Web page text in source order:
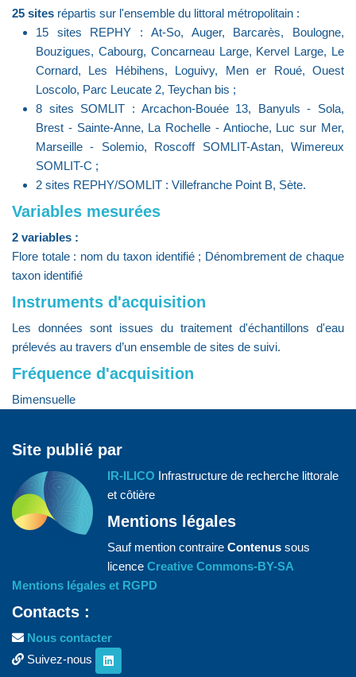
25 sites répartis sur l'ensemble du littoral métropolitain :
15 sites REPHY : At-So, Auger, Barcarès, Boulogne,
Bouzigues, Cabourg, Concarneau Large, Kervel Large, Le
Cornard, Les Hébihens, Loguivy, Men er Roué, Ouest
Loscolo, Parc Leucate 2, Teychan bis ;
8 sites SOMLIT : Arcachon-Bouée 13, Banyuls - Sola,
Brest - Sainte-Anne, La Rochelle - Antioche, Luc sur Mer,
Marseille - Solemio, Roscoff SOMLIT-Astan, Wimereux
SOMLIT-C ;
2 sites REPHY/SOMLIT : Villefranche Point B, Sète.
Variables mesurées
2 variables :
Flore totale : nom du taxon identifié ; Dénombrement de chaque
taxon identifié
Instruments d'acquisition
Les données sont issues du traitement d'échantillons d'eau
prélevés au travers d’un ensemble de sites de suivi.
Fréquence d'acquisition
Bimensuelle
Site publié par
IR-ILICO Infrastructure de recherche littorale
et côtière
Mentions légales
Sauf mention contraire Contenus sous
licence Creative Commons-BY-SA
Mentions légales et RGPD
Contacts :
Nous contacter
Suivez-nous